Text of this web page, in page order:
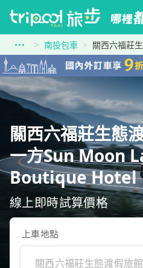
南投包車 關西六福莊生態渡假
關西六福莊生態
一方Sun Moon
Boutique Hotel
線上即時試算價格
上車地點